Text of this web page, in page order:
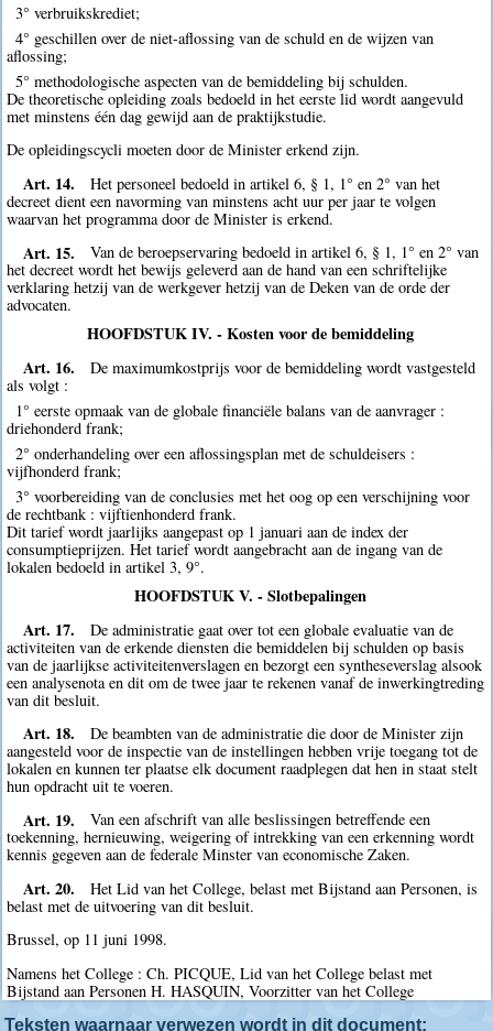
3° verbruikskrediet;
4° geschillen over de niet-aflossing van de schuld en de wijzen van
aflossing;
5° methodologische aspecten van de bemiddeling bij schulden.
De theoretische opleiding zoals bedoeld in het eerste lid wordt aangevuld
met minstens één dag gewijd aan de praktijkstudie.
De opleidingscycli moeten door de Minister erkend zijn.
Art. 14.
Het personeel bedoeld in artikel 6, § 1, 1° en 2° van het
decreet dient een navorming van minstens acht uur per jaar te volgen
waarvan het programma door de Minister is erkend.
Art. 15.
Van de beroepservaring bedoeld in artikel 6, § 1, 1° en 2° van
het decreet wordt het bewijs geleverd aan de hand van een schriftelijke
verklaring hetzij van de werkgever hetzij van de Deken van de orde der
advocaten.
HOOFDSTUK IV. - Kosten voor de bemiddeling
Art. 16.
De maximumkostprijs voor de bemiddeling wordt vastgesteld
als volgt :
1° eerste opmaak van de globale financiële balans van de aanvrager :
driehonderd frank;
2° onderhandeling over een aflossingsplan met de schuldeisers :
vijfhonderd frank;
3° voorbereiding van de conclusies met het oog op een verschijning voor
de rechtbank : vijftienhonderd frank.
Dit tarief wordt jaarlijks aangepast op 1 januari aan de index der
consumptieprijzen. Het tarief wordt aangebracht aan de ingang van de
lokalen bedoeld in artikel 3, 9°.
HOOFDSTUK V. - Slotbepalingen
Art. 17.
De administratie gaat over tot een globale evaluatie van de
activiteiten van de erkende diensten die bemiddelen bij schulden op basis
van de jaarlijkse activiteitenverslagen en bezorgt een syntheseverslag alsook
een analysenota en dit om de twee jaar te rekenen vanaf de inwerkingtreding
van dit besluit.
Art. 18.
De beambten van de administratie die door de Minister zijn
aangesteld voor de inspectie van de instellingen hebben vrije toegang tot de
lokalen en kunnen ter plaatse elk document raadplegen dat hen in staat stelt
hun opdracht uit te voeren.
Art. 19.
Van een afschrift van alle beslissingen betreffende een
toekenning, hernieuwing, weigering of intrekking van een erkenning wordt
kennis gegeven aan de federale Minster van economische Zaken.
Art. 20.
Het Lid van het College, belast met Bijstand aan Personen, is
belast met de uitvoering van dit besluit.
Brussel, op 11 juni 1998.
Namens het College : Ch. PICQUE, Lid van het College belast met
Bijstand aan Personen H. HASQUIN, Voorzitter van het College
Teksten waarnaar verwezen wordt in dit document: